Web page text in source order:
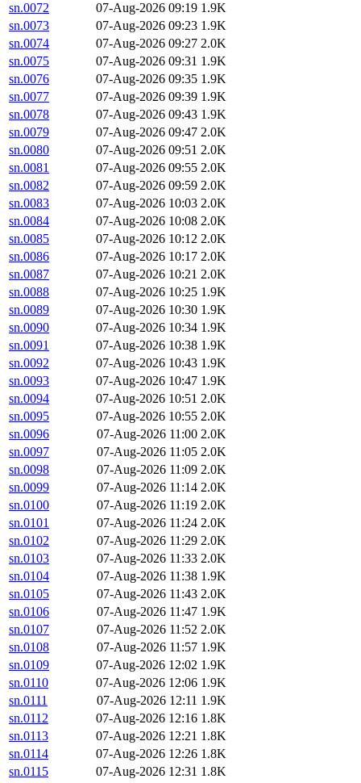
sn.0072
07-Aug-2026 09:19 1.9K
sn.0073
07-Aug-2026 09:23 1.9K
sn.0074
07-Aug-2026 09:27 2.0K
sn.0075
07-Aug-2026 09:31 1.9K
sn.0076
07-Aug-2026 09:35 1.9K
sn.0077
07-Aug-2026 09:39 1.9K
sn.0078
07-Aug-2026 09:43 1.9K
sn.0079
07-Aug-2026 09:47 2.0K
sn.0080
07-Aug-2026 09:51 2.0K
sn.0081
07-Aug-2026 09:55 2.0K
sn.0082
07-Aug-2026 09:59 2.0K
sn.0083
07-Aug-2026 10:03 2.0K
sn.0084
07-Aug-2026 10:08 2.0K
sn.0085
07-Aug-2026 10:12 2.0K
sn.0086
07-Aug-2026 10:17 2.0K
sn.0087
07-Aug-2026 10:21 2.0K
sn.0088
07-Aug-2026 10:25 1.9K
sn.0089
07-Aug-2026 10:30 1.9K
sn.0090
07-Aug-2026 10:34 1.9K
sn.0091
07-Aug-2026 10:38 1.9K
sn.0092
07-Aug-2026 10:43 1.9K
sn.0093
07-Aug-2026 10:47 1.9K
sn.0094
07-Aug-2026 10:51 2.0K
sn.0095
07-Aug-2026 10:55 2.0K
sn.0096
07-Aug-2026 11:00 2.0K
sn.0097
07-Aug-2026 11:05 2.0K
sn.0098
07-Aug-2026 11:09 2.0K
sn.0099
07-Aug-2026 11:14 2.0K
sn.0100
07-Aug-2026 11:19 2.0K
sn.0101
07-Aug-2026 11:24 2.0K
sn.0102
07-Aug-2026 11:29 2.0K
sn.0103
07-Aug-2026 11:33 2.0K
sn.0104
07-Aug-2026 11:38 1.9K
sn.0105
07-Aug-2026 11:43 2.0K
sn.0106
07-Aug-2026 11:47 1.9K
sn.0107
07-Aug-2026 11:52 2.0K
sn.0108
07-Aug-2026 11:57 1.9K
sn.0109
07-Aug-2026 12:02 1.9K
sn.0110
07-Aug-2026 12:06 1.9K
sn.0111
07-Aug-2026 12:11 1.9K
sn.0112
07-Aug-2026 12:16 1.8K
sn.0113
07-Aug-2026 12:21 1.8K
sn.0114
07-Aug-2026 12:26 1.8K
sn.0115
07-Aug-2026 12:31 1.8K